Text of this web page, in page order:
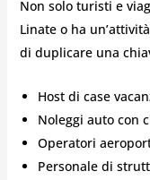
Non solo turisti e
Linate o ha
di duplicare una
Host di case
Noleggi auto con
Operatori
Personale di